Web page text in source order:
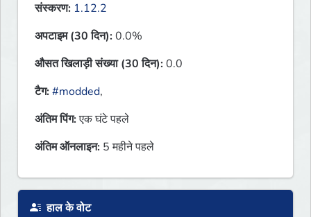
संस्करण: 1.12.2
अपटाइम (30 दिन):0.0%
औसत खिलाड़ी संख्या (30 दिन):0.0
टैग:#modded,
अंतिम पिंग:एक घंटे पहले
अंतिम ऑनलाइन: 5 महीने पहले
हाल के वोट